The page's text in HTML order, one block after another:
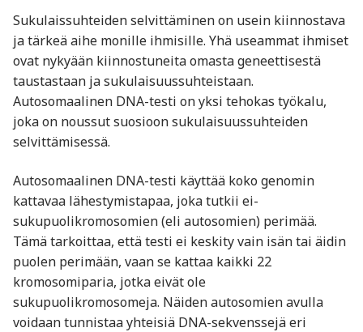
Sukulaissuhteiden selvittäminen on usein kiinnostava
ja tärkeä aihe monille ihmisille. Yhä useammat ihmiset
ovat nykyään kiinnostuneita omasta geneettisestä
taustastaan ja sukulaisuussuhteistaan.
Autosomaalinen DNA-testi on yksi tehokas työkalu,
joka on noussut suosioon sukulaisuussuhteiden
selvittämisessä.
Autosomaalinen DNA-testi käyttää koko genomin
kattavaa lähestymistapaa, joka tutkii ei-
sukupuolikromosomien (eli autosomien) perimää.
Tämä tarkoittaa, että testi ei keskity vain isän tai äidin
puolen perimään, vaan se kattaa kaikki 22
kromosomiparia, jotka eivät ole
sukupuolikromosomeja. Näiden autosomien avulla
voidaan tunnistaa yhteisiä DNA-sekvenssejä eri